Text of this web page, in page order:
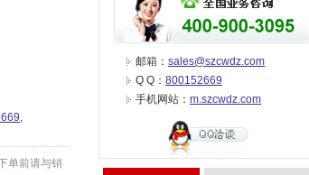
,
单前请与销
邮箱： sales@szcwdz.com
Q Q： 800152669
手机网站： m.szcwdz.com